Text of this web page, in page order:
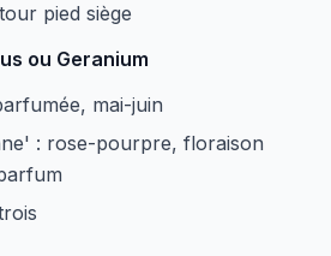
pied siège
ou Geranium
mai-juin
: rose-pourpre, floraison